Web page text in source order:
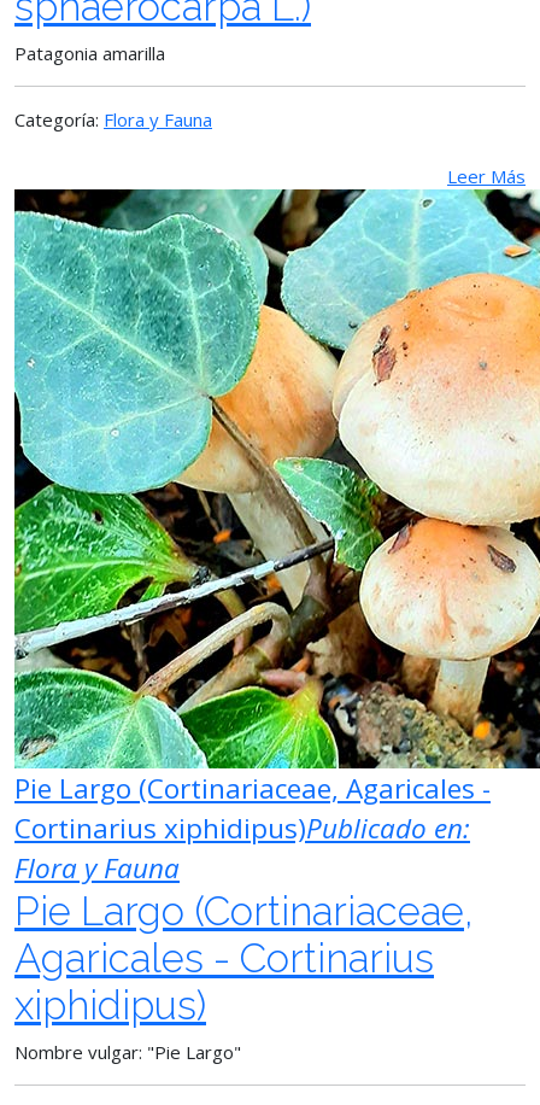
Patagonia amarilla
Categoría: Flora y Fauna
Leer Más
Pie Largo (Cortinariaceae, Agaricales -
Cortinarius xiphidipus)Publicado en:
Flora y Fauna
Pie Largo (Cortinariaceae,
Agaricales - Cortinarius
xiphidipus)
Nombre vulgar: "Pie Largo"